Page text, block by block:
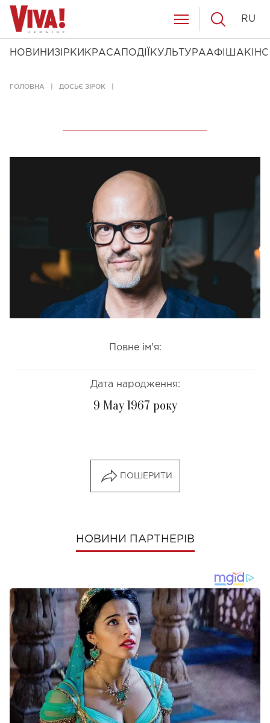
НОВИНИ ЗІРКИ КРАСА ПОДІЇ КУЛЬТУРААФІША КІНО
RU
ГОЛОВНА ДОСЬЄ ЗІРОК
Повне ім'я:
Дата народження:
9 May 1967 року
ПОШЕРИТИ
НОВИНИ ПАРТНЕРІВ